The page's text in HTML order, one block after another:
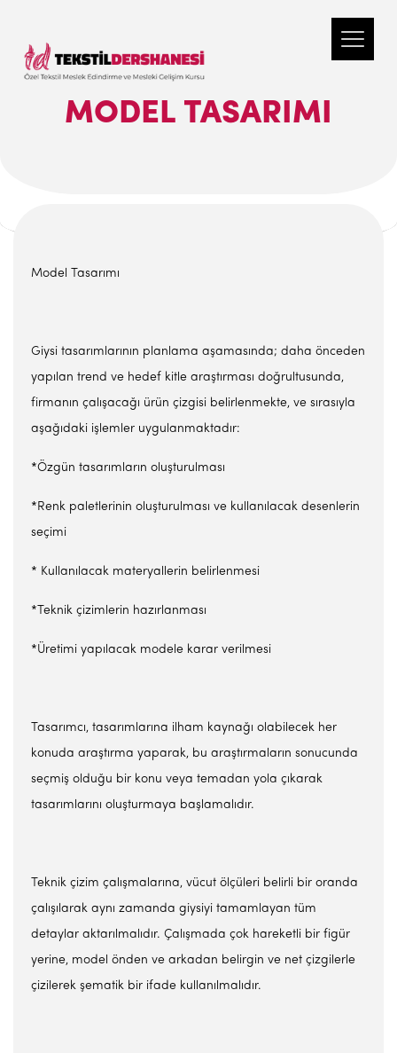
MODEL TASARIMI
Model Tasarımı
Giysi tasarımlarının planlama aşamasında; daha önceden
yapılan trend ve hedef kitle araştırması doğrultusunda,
firmanın çalışacağı ürün çizgisi belirlenmekte, ve sırasıyla
aşağıdaki işlemler uygulanmaktadır:
*Özgün tasarımların oluşturulması
*Renk paletlerinin oluşturulması ve kullanılacak desenlerin
seçimi
* Kullanılacak materyallerin belirlenmesi
*Teknik çizimlerin hazırlanması
*Üretimi yapılacak modele karar verilmesi
Tasarımcı, tasarımlarına ilham kaynağı olabilecek her
konuda araştırma yaparak, bu araştırmaların sonucunda
seçmiş olduğu bir konu veya temadan yola çıkarak
tasarımlarını oluşturmaya başlamalıdır.
Teknik çizim çalışmalarına, vücut ölçüleri belirli bir oranda
çalışılarak aynı zamanda giysiyi tamamlayan tüm
detaylar aktarılmalıdır. Çalışmada çok hareketli bir figür
yerine, model önden ve arkadan belirgin ve net çizgilerle
çizilerek şematik bir ifade kullanılmalıdır.